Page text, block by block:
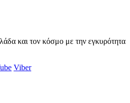
και τον κόσμο με την εγκυρότητα
Viber